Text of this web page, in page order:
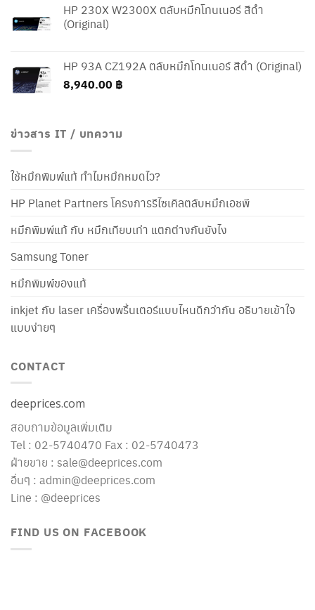
HP 230X W2300X ตลับหมึกโทนเนอร์ สีดำ
(Original)
HP 93A CZ192A ตลับหมึกโทนเนอร์ สีดำ (Original)
8,940.00 ฿
ข่าวสาร IT / บทความ
ใช้หมึกพิมพ์แท้ ทำไมหมึกหมดไว?
HP Planet Partners โครงการรีไซเคิลตลับหมึกเอชพี
หมึกพิมพ์แท้ กับ หมึกเทียบเท่า แตกต่างกันยังไง
Samsung Toner
หมึกพิมพ์ของแท้
inkjet กับ laser เครื่องพริ้นเตอร์แบบไหนดีกว่ากัน อธิบายเข้าใจ
แบบง่ายๆ
CONTACT
deeprices.com
สอบถามข้อมูลเพิ่มเติม
Tel : 02-5740470 Fax : 02-5740473
ฝ่ายขาย : sale@deeprices.com
อื่นๆ : admin@deeprices.com
Line : @deeprices
FIND US ON FACEBOOK